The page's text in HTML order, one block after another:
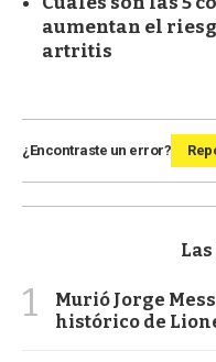
aumentan el
artritis
¿Encontraste un error?
1
Murió Jorge
histórico de